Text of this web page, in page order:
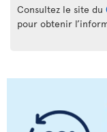
Consultez le site du
pour obtenir